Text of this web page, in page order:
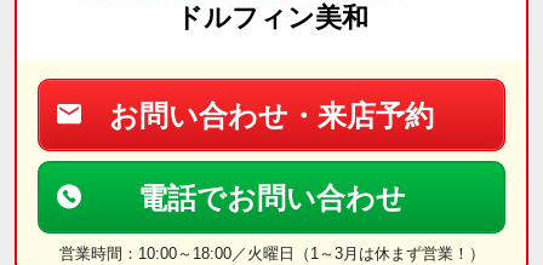
ドルフィン美和
お問い合わせ・来店予約
電話でお問い合わせ
営業時間：10:00～18:00／火曜日（1～3月は休まず営業！）